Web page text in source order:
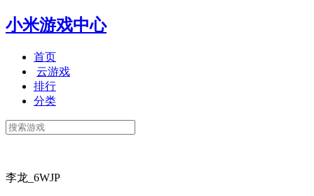
小米游戏中心
首页
云游戏
排行
分类
李龙_6WJP